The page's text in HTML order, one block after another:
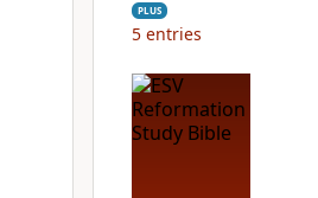
PLUS
5 entries